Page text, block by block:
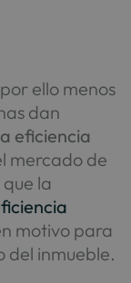
ello menos
dan
eficiencia
mercado de
la
motivo para
del inmueble.